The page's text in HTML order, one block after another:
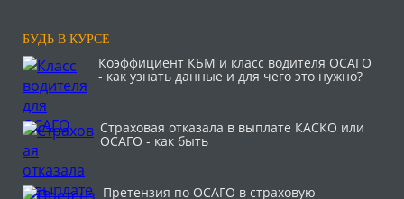
БУДЬ В КУРСЕ
Коэффициент КБМ и класс водителя ОСАГО
- как узнать данные и для чего это нужно?
Страховая отказала в выплате КАСКО или
ОСАГО - как быть
Претензия по ОСАГО в страховую